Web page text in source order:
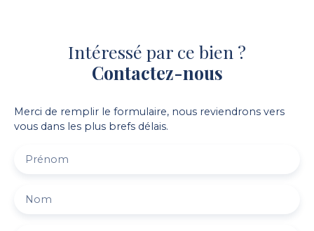
Intéressé par ce bien ?
Contactez-nous
Merci de remplir le formulaire, nous reviendrons vers
vous dans les plus brefs délais.
Prénom
Nom